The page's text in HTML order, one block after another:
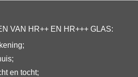
VAN HR++ EN HR+++ GLAS:
en tocht;